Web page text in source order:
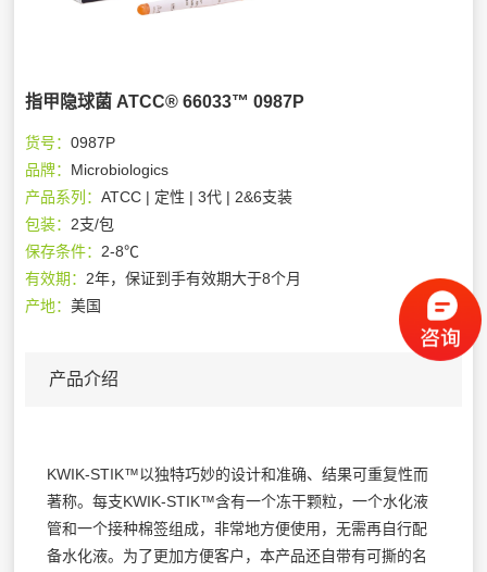
指甲隐球菌 ATCC® 66033™ 0987P
货号：0987P
品牌： Microbiologics
产品系列：ATCC | 定性 | 3代 | 2&6支装
包装： 2支/包
保存条件： 2-8℃
有效期： 2年，保证到手有效期大于8个月
产地：美国
产品介绍
KWIK-STIK™以独特巧妙的设计和准确、结果可重复性而
著称。每支KWIK-STIK™含有一个冻干颗粒，一个水化液
管和一个接种棉签组成，非常地方便使用，无需再自行配
备水化液。为了更加方便客户，本产品还自带有可撕的名